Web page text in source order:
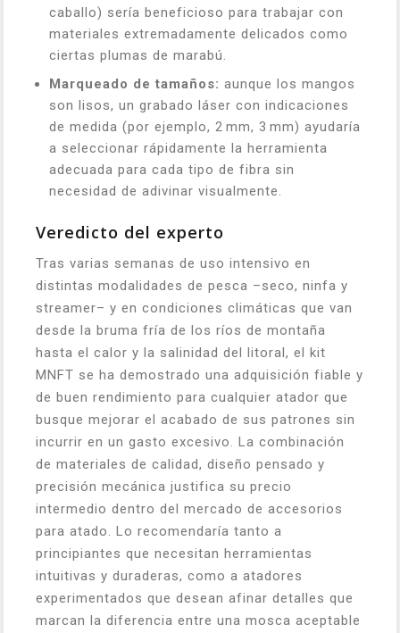
caballo) sería beneficioso para trabajar con
materiales extremadamente delicados como
ciertas plumas de marabú.
Marqueado de tamaños: aunque los mangos
son lisos, un grabado láser con indicaciones
de medida (por ejemplo, 2 mm, 3 mm) ayudaría
a seleccionar rápidamente la herramienta
adecuada para cada tipo de fibra sin
necesidad de adivinar visualmente.
Veredicto del experto
Tras varias semanas de uso intensivo en
distintas modalidades de pesca –seco, ninfa y
streamer– y en condiciones climáticas que van
desde la bruma fría de los ríos de montaña
hasta el calor y la salinidad del litoral, el kit
MNFT se ha demostrado una adquisición fiable y
de buen rendimiento para cualquier atador que
busque mejorar el acabado de sus patrones sin
incurrir en un gasto excesivo. La combinación
de materiales de calidad, diseño pensado y
precisión mecánica justifica su precio
intermedio dentro del mercado de accesorios
para atado. Lo recomendaría tanto a
principiantes que necesitan herramientas
intuitivas y duraderas, como a atadores
experimentados que desean afinar detalles que
marcan la diferencia entre una mosca aceptable